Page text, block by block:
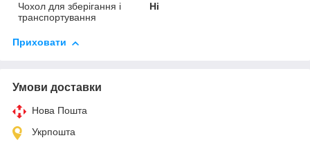
Чохол для зберігання і
транспортування
Ні
Приховати
Умови доставки
Нова Пошта
Укрпошта